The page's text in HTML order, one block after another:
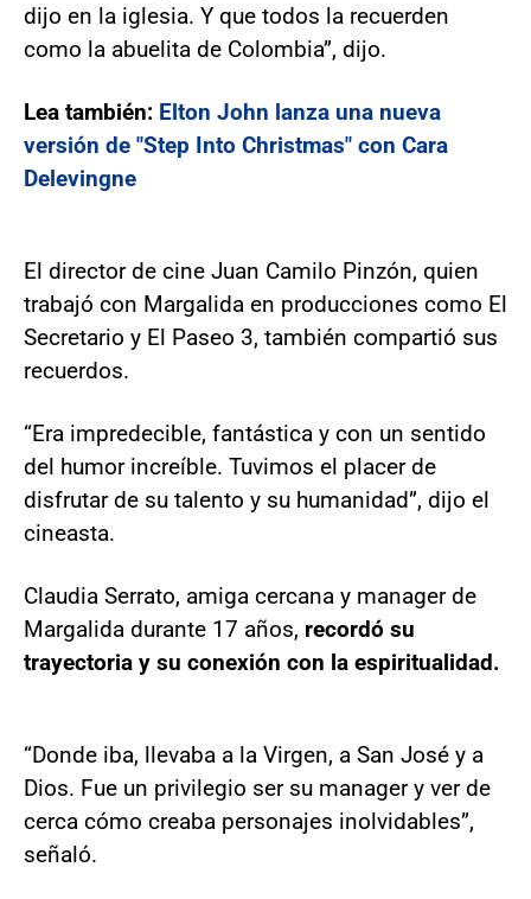
dijo en la iglesia. Y que todos la recuerden
como la abuelita de Colombia”, dijo.
Lea también: Elton John lanza una nueva
versión de "Step Into Christmas" con Cara
Delevingne
El director de cine Juan Camilo Pinzón, quien
trabajó con Margalida en producciones como El
Secretario y El Paseo 3, también compartió sus
recuerdos.
“Era impredecible, fantástica y con un sentido
del humor increíble. Tuvimos el placer de
disfrutar de su talento y su humanidad”, dijo el
cineasta.
Claudia Serrato, amiga cercana y manager de
Margalida durante 17 años, recordó su
trayectoria y su conexión con la espiritualidad.
“Donde iba, llevaba a la Virgen, a San José y a
Dios. Fue un privilegio ser su manager y ver de
cerca cómo creaba personajes inolvidables”,
señaló.